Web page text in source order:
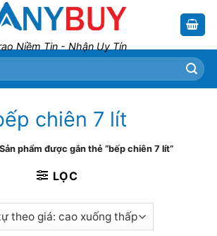
Niềm Tin - Nhận Uy Tín
chiên 7 lít
Sản phẩm được gắn thẻ “bếp chiên 7 lít”
LỌC